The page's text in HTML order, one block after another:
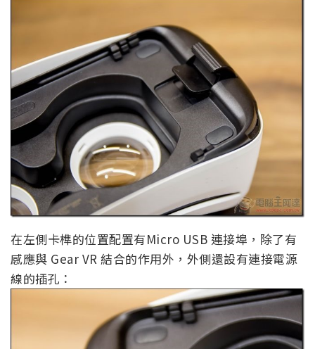
在左側卡榫的位置配置有Micro USB 連接埠，除了有
感應與 Gear VR 結合的作用外， 外側還設有連接電源
線的插孔 ：